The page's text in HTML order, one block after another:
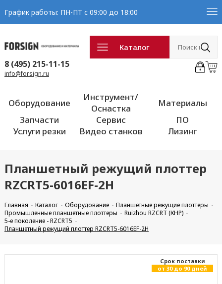
График работы: ПН-ПТ с 09:00 до 18:00
Каталог
8 (495) 215-11-15
info@forsign.ru
Оборудование
Инструмент/
Оснастка
Материалы
Запчасти
Сервис
ПО
Услуги резки
Видео станков Лизинг
Планшетный режущий плоттер
RZCRT5-6016EF-2H
Главная Каталог Оборудование
Планшетные режущие плоттеры
Промышленные планшетные плоттеры
Ruizhou RZCRT (КНР)
5-е поколение - RZCRT5
Планшетный режущий плоттер RZCRT5-6016EF-2H
Cрок поставки
от 30 до 90 дней